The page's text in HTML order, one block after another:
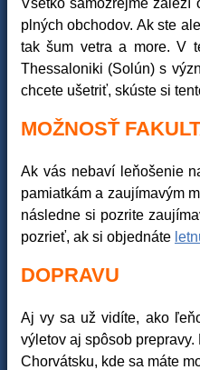
Všetko samozrejme záleží
plných obchodov. Ak ste
tak šum vetra a more. V
Thessaloniki (Solún) s
chcete ušetriť, skúste si
MOŽNOSŤ
Ak vás nebaví leňošenie
pamiatkám a zaujímavým
následne si pozrite
pozrieť, ak si objednáte
DOPRAVU
Aj vy sa už vidíte, ako
výletov aj spôsob
Chorvátsku, kde sa máte